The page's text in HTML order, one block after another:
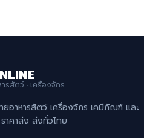
รสัตว์ · เครื่องจักร
ยอาหารสัตว์ เครื่องจักร เคมีภัณฑ์ และ
าคาส่ง ส่งทั่วไทย